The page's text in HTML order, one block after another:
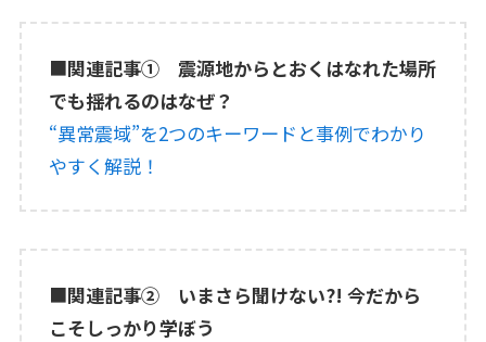
■関連記事➀ 震源地からとおくはなれた場所
でも揺れるのはなぜ？
“異常震域”を2つのキーワードと事例でわかり
やすく解説！
■関連記事➁ いまさら聞けない?! 今だから
こそしっかり学ぼう